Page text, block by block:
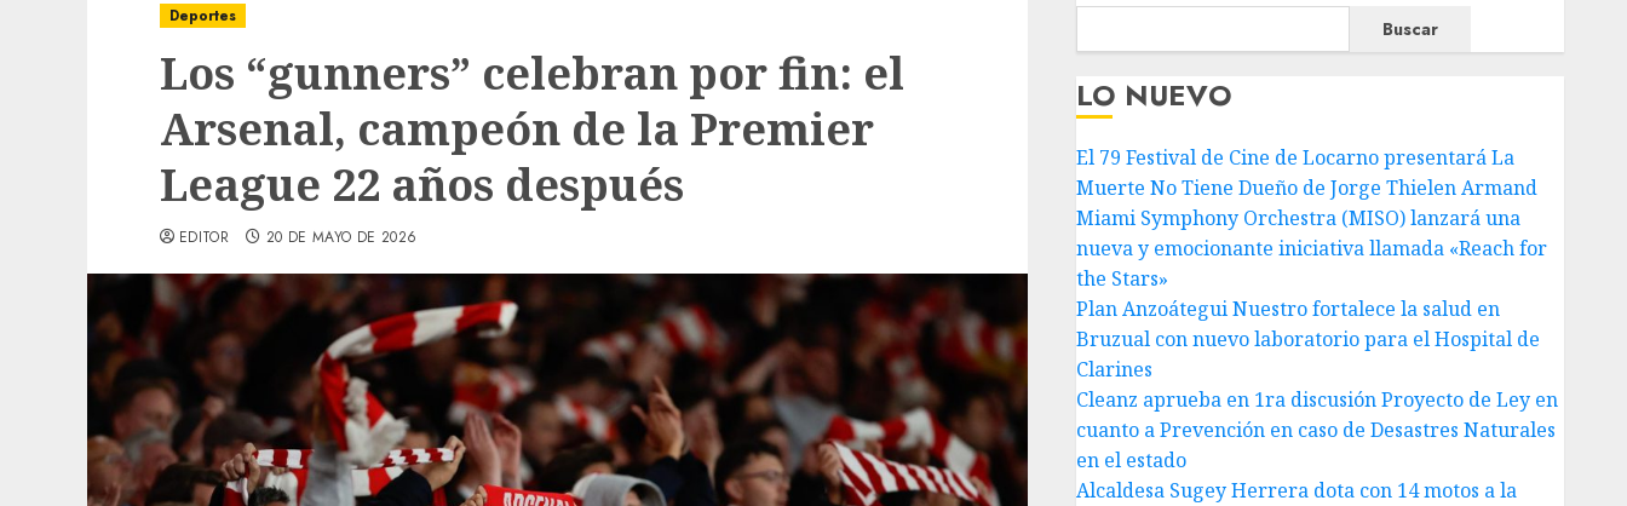
Deportes
Los “gunners” celebran por fin: el
Arsenal, campeón de la Premier
League 22 años después
EDITOR 20 DE MAYO DE 2026
Buscar
LO NUEVO
El 79 Festival de Cine de Locarno presentará La
Muerte No Tiene Dueño de Jorge Thielen Armand
Miami Symphony Orchestra (MISO) lanzará una
nueva y emocionante iniciativa llamada «Reach for
the Stars»
Plan Anzoátegui Nuestro fortalece la salud en
Bruzual con nuevo laboratorio para el Hospital de
Clarines
Cleanz aprueba en 1ra discusión Proyecto de Ley en
cuanto a Prevención en caso de Desastres Naturales
en el estado
Alcaldesa Sugey Herrera dota con 14 motos a la